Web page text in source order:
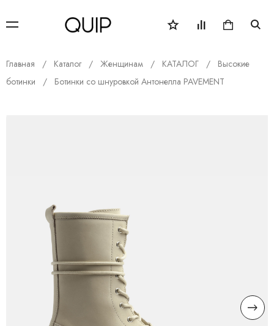
Главная Каталог Женщинам КАТАЛОГ
Высокие
ботинки
Ботинки со шнуровкой Антонелла PAVEMENT